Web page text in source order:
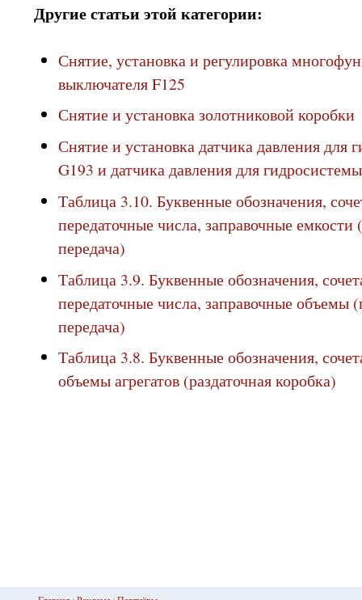
Другие статьи этой категории:
Снятие, установка и регулировка
выключателя F125
Снятие и установка золотниковой коробки
Снятие и установка датчика давления
G193 и датчика давления для
Таблица 3.10. Буквенные обозначения,
передаточные числа, заправочные емкости
передача)
Таблица 3.9. Буквенные обозначения,
передаточные числа, заправочные объемы
передача)
Таблица 3.8. Буквенные обозначения,
объемы агрегатов (раздаточная коробка)